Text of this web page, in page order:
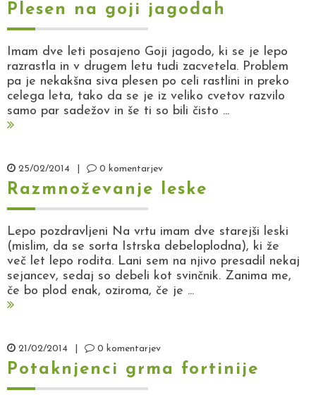
Plesen na goji jagodah
Imam dve leti posajeno Goji jagodo, ki se je lepo
razrastla in v drugem letu tudi zacvetela. Problem
pa je nekakšna siva plesen po celi rastlini in preko
celega leta, tako da se je iz veliko cvetov razvilo
samo par sadežov in še ti so bili čisto ...
25/02/2014 0 komentarjev
Razmnoževanje leske
Lepo pozdravljeni Na vrtu imam dve starejši leski
(mislim, da se sorta Istrska debeloplodna), ki že
več let lepo rodita. Lani sem na njivo presadil nekaj
sejancev, sedaj so debeli kot svinčnik. Zanima me,
če bo plod enak, oziroma, če je ...
21/02/2014 0 komentarjev
Potaknjenci grma fortinije